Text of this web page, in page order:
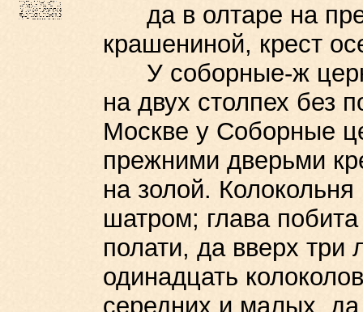
да в олтаре на
крашениной, крест
У соборные-ж
на двух столпех без
Москве у Соборные
прежними дверьми
на золой.
шатром; глава
полати, да вверх три
одинадцать
середних и малых,